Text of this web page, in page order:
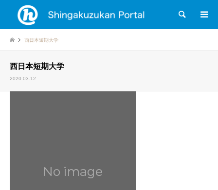
検索
西日本短期大学
西日本短期大学
2020.03.12